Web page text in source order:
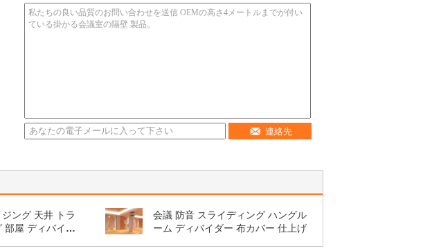
連絡先
ング 天井 トラ
部屋 ディバイダ
会議 防音 スライディング ハングル
ーム ディバイダー 布カバー 仕上げ